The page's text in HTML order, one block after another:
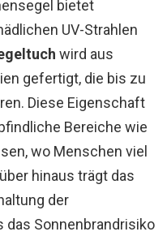
bietet
UV-Strahlen
wird aus
gefertigt, die bis zu
Diese Eigenschaft
Bereiche wie
wo Menschen viel
hinaus trägt das
der
das Sonnenbrandrisiko